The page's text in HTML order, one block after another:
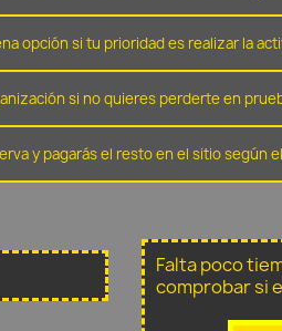
opción si tu prioridad es realizar la
si no quieres perderte en
y pagarás el resto en el sitio según
Falta poco
comprobar si